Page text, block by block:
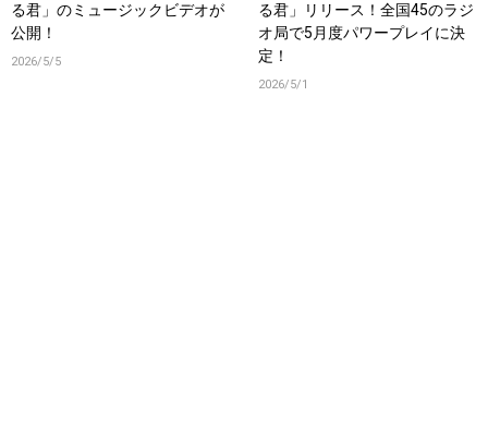
る君」のミュージックビデオが
公開！
2026/5/5
る君」リリース！全国45のラジ
オ局で5月度パワープレイに決
定！
2026/5/1